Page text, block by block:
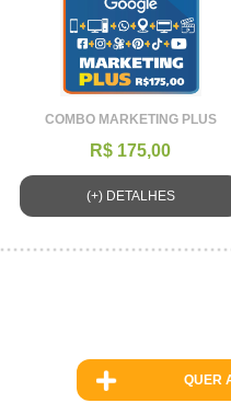
COMBO MARKETING PLUS
R$ 175,00
(+) DETALHES
QUER